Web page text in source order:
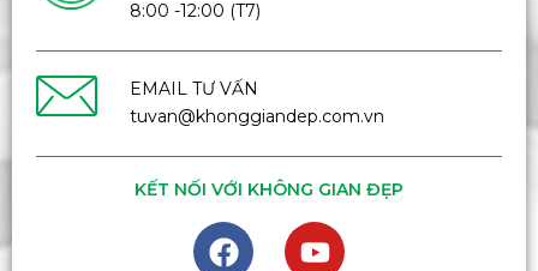
8:00 -12:00 (T7)
EMAIL TƯ VẤN
tuvan@khonggiandep.com.vn
KẾT NỐI VỚI KHÔNG GIAN ĐẸP